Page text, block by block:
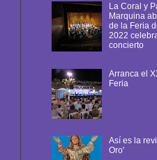
La Coral y
Marquina
de la Feria
2022
concierto
Arranca el
Feria
Así es la
Oro'